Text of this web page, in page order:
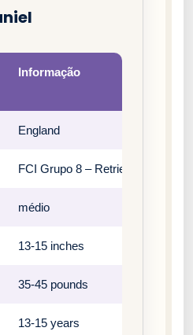
Informação
England
FCI Grupo 8 – Retrievers,
médio
13-15 inches
35-45 pounds
13-15 years